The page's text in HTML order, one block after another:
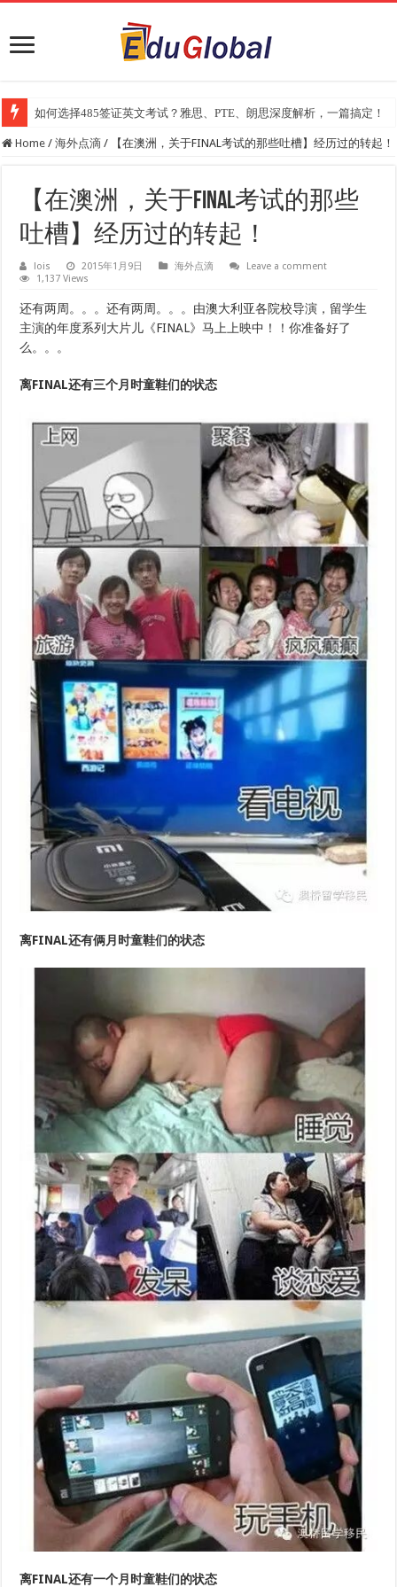
2025年《澳洲金融评论报》大学排名出炉：一份关乎本地就业与声誉的
Home / 海外点滴 / 【在澳洲，关于FINAL考试的那些吐槽】经历过的转起！
【在澳洲，关于FINAL考试的那些
吐槽】经历过的转起！
lois 2015年1月9日 海外点滴
Leave a comment
1,137 Views
还有两周。。。还有两周。。。由澳大利亚各院校导演，留学生
主演的年度系列大片儿《FINAL》马上上映中！！你准备好了
么。。。
离FINAL还有三个月时童鞋们的状态
离FINAL还有俩月时童鞋们的状态
离FINAL还有一个月 时童鞋们的状态